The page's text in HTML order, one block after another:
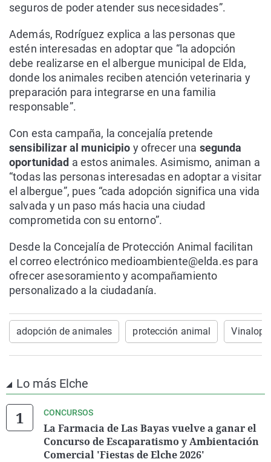
seguros de poder atender sus necesidades”.
Además, Rodríguez explica a las personas que
estén interesadas en adoptar que “la adopción
debe realizarse en el albergue municipal de Elda,
donde los animales reciben atención veterinaria y
preparación para integrarse en una familia
responsable”.
Con esta campaña, la concejalía pretende
sensibilizar al municipio y ofrecer una segunda
oportunidad a estos animales. Asimismo, animan a
“todas las personas interesadas en adoptar a visitar
el albergue”, pues “cada adopción significa una vida
salvada y un paso más hacia una ciudad
comprometida con su entorno”.
Desde la Concejalía de Protección Animal facilitan
el correo electrónico medioambiente@elda.es para
ofrecer asesoramiento y acompañamiento
personalizado a la ciudadanía.
adopción de animales protección animal Vinalopó
Lo más Elche
CONCURSOS
La Farmacia de Las Bayas vuelve a ganar el
Concurso de Escaparatismo y Ambientación
Comercial 'Fiestas de Elche 2026'